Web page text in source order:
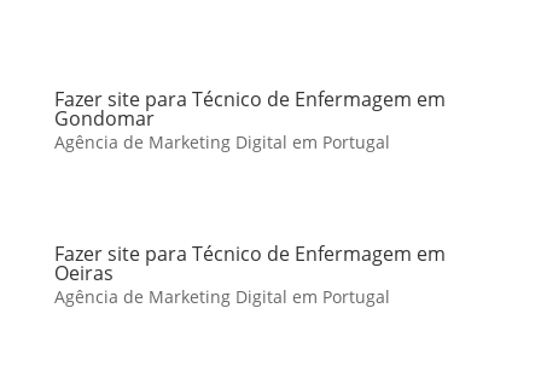
Fazer site para Técnico de Enfermagem em
Gondomar
Agência de Marketing Digital em Portugal
Fazer site para Técnico de Enfermagem em
Oeiras
Agência de Marketing Digital em Portugal